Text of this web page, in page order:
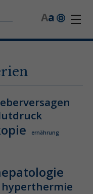
a
A
ernährung
hyperthermie